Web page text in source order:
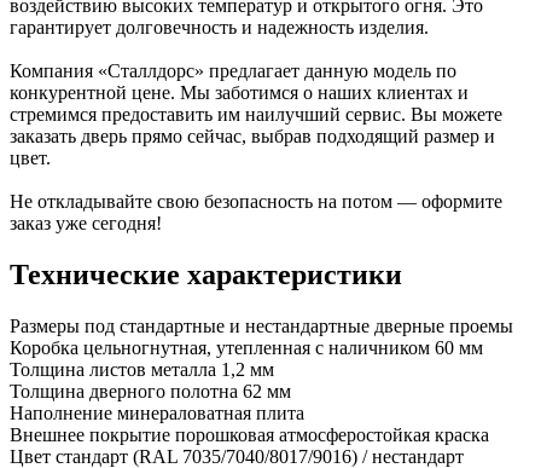
воздействию высоких температур и открытого огня. Это
гарантирует долговечность и надежность изделия.
Компания «Сталлдорс» предлагает данную модель по
конкурентной цене. Мы заботимся о наших клиентах и
стремимся предоставить им наилучший сервис. Вы можете
заказать дверь прямо сейчас, выбрав подходящий размер и
цвет.
Не откладывайте свою безопасность на потом — оформите
заказ уже сегодня!
Технические характеристики
Размеры под стандартные и нестандартные дверные проемы
Коробка цельногнутная, утепленная с наличником 60 мм
Толщина листов металла 1,2 мм
Толщина дверного полотна 62 мм
Наполнение минераловатная плита
Внешнее покрытие порошковая атмосферостойкая краска
Цвет стандарт (RAL 7035/7040/8017/9016) / нестандарт